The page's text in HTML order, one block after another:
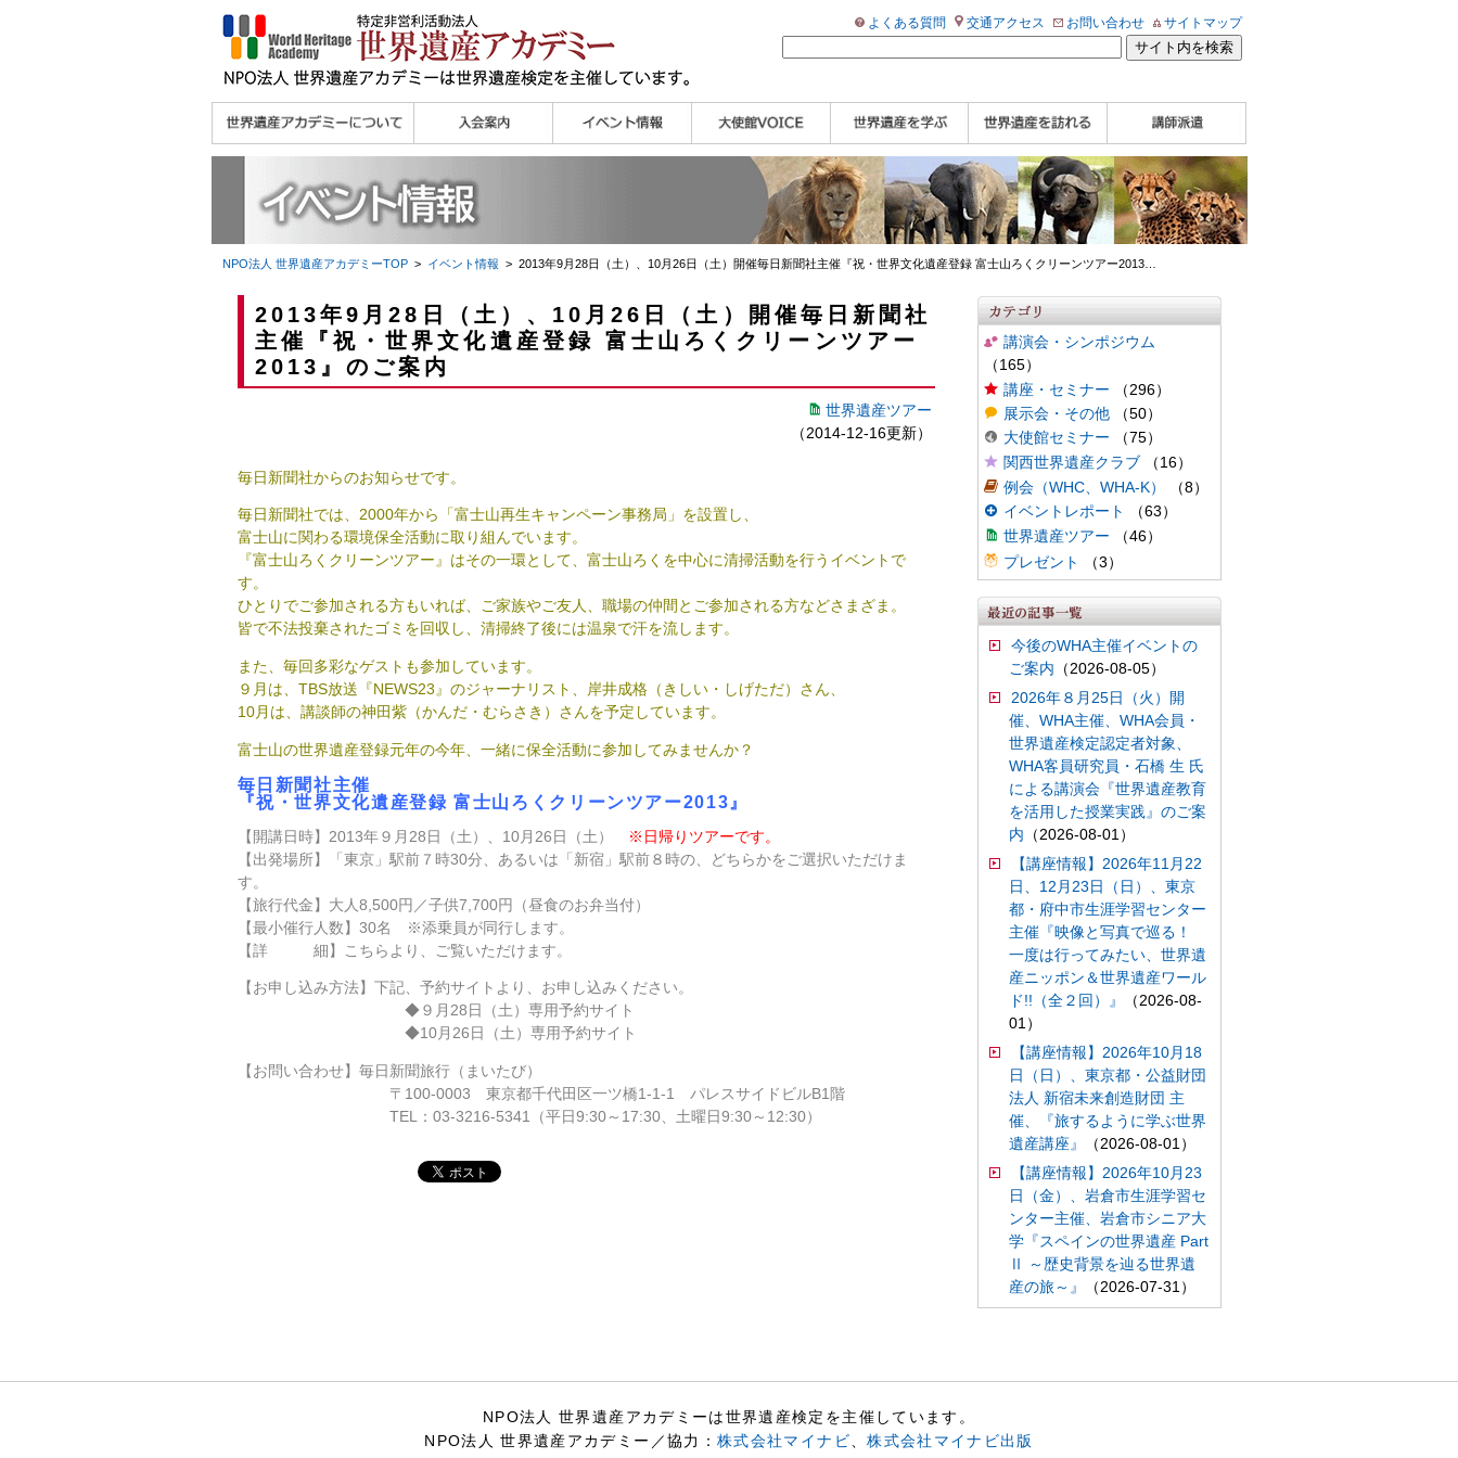
よくある質問 交通アクセス お問い合わせ サイトマップ
理念
メッセージ
主な活動内容
沿革
組織図・役員
研究員紹介 >>
宮澤 光 MIYAZAWA, Hikaru
研究員によるメディ
ア協力など
法人会員・協賛団体
メディア協力／プレ
個人会員
法人会員
会報誌サンプル
会員限定ページ 講演会
大使館セミナー
展示会
講座・セミナー
ツアー情報
イベントレポート 研究員ブログ
マイスターのささや
き
WHAフォトギャラリ
ー
世界遺産応援ブログ
世界遺産検定公式
HP
学習アシスト動画
世界遺産ナビ
【pamon】
WHA認定講師について
WHA認定講師 紹介
動画
WHA認定講師 紹介
記事（会報誌）
自治体・民間団体関
係者の方へ
企業関係者の方へ
学校・教育関係者の
方へ
NPO法人 世界遺産アカデミーTOP> イベント情報 > 2013年9月28日（土）、10月26日（土）開催毎日新聞社主催『祝・世界文化遺産登録 富士山ろくクリーンツアー2013…
2013年9月28日（土）、10月26日（土）開催毎日新聞社
主催『祝・世界文化遺産登録 富士山ろくクリーンツアー
2013』のご案内
世界遺産ツアー
（2014-12-16更新）
毎日新聞社からのお知らせです。
毎日新聞社では、2000年から「富士山再生キャンペーン事務局」を設置し、
富士山に関わる環境保全活動に取り組んでいます。
『富士山ろくクリーンツアー』はその一環として、富士山ろくを中心に清掃活動を行うイベントで
す。
ひとりでご参加される方もいれば、ご家族やご友人、職場の仲間とご参加される方などさまざま。
皆で不法投棄されたゴミを回収し、清掃終了後には温泉で汗を流します。
また、毎回多彩なゲストも参加しています。
９月は、TBS放送『NEWS23』のジャーナリスト、岸井成格（きしい・しげただ）さん、
10月は、講談師の神田紫（かんだ・むらさき）さんを予定しています。
富士山の世界遺産登録元年の今年、一緒に保全活動に参加してみませんか？
毎日新聞社主催
『祝・世界文化遺産登録 富士山ろくクリーンツアー2013 』
【開講日時】2013年９月28日（土）、10月26日（土）
※日帰りツアーです。
【出発場所】「東京」駅前７時30分、あるいは「新宿」駅前８時の、どちらかをご選択いただけま
す。
【旅行代金】大人8,500円／子供7,700円（昼食のお弁当付）
【最小催行人数】30名 ※添乗員が同行します。
【詳 細】
こちら より、ご覧いただけます。
【お申し込み方法】下記、予約サイトより、お申し込みください。
◆ ９月28日（土）専用予約サイト
◆10月26日（土）専用予約サイト
【お問い合わせ】 毎日新聞旅行（まいたび）
〒100-0003 東京都千代田区一ツ橋1-1-1 パレスサイドビルB1階
TEL：03-3216-5341（平日9:30～17:30、土曜日9:30～12:30）
講演会・シンポジウム
（165）
講座・セミナー （296）
展示会・その他（50）
大使館セミナー （75）
関西世界遺産クラブ（16）
例会（WHC、WHA-K）
（8）
イベントレポート
（63）
世界遺産ツアー （46）
プレゼント
（3）
今後のWHA主催イベントの
ご案内 （2026-08-05）
2026年８月25日（火）開
催、WHA主催、WHA会員・
世界遺産検定認定者対象、
WHA客員研究員・石橋 生 氏
による講演会『世界遺産教育
を活用した授業実践』のご案
内 （2026-08-01）
【講座情報】2026年11月22
日、12月23日（日）、東京
都・府中市生涯学習センター
主催『映像と写真で巡る！
一度は行ってみたい、世界遺
産ニッポン＆世界遺産ワール
ド!!（全２回）』
（2026-08-
01）
【講座情報】2026年10月18
日（日）、東京都・公益財団
法人 新宿未来創造財団 主
催、『旅するように学ぶ世界
遺産講座』
（2026-08-01）
【講座情報】2026年10月23
日（金）、岩倉市生涯学習セ
ンター主催、岩倉市シニア大
学『スペインの世界遺産 Part
Ⅱ ～歴史背景を辿る世界遺
産の旅～』
（2026-07-31）
NPO法人 世界遺産アカデミーは世界遺産検定を主催しています。
NPO法人 世界遺産アカデミー／協力： 株式会社マイナビ 、株式会社マイナビ出版